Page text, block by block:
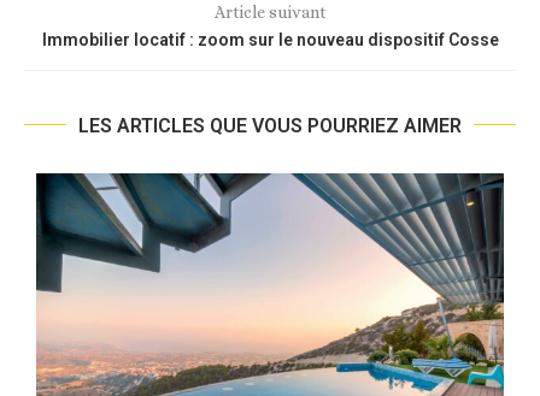
Article suivant
Immobilier locatif : zoom sur le nouveau dispositif Cosse
LES ARTICLES QUE VOUS POURRIEZ AIMER